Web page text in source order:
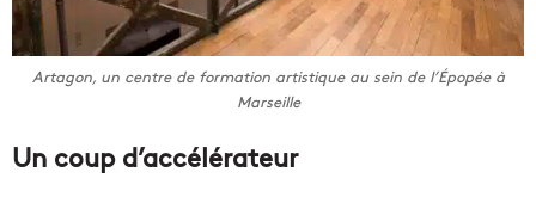
Artagon, un centre de formation artistique au sein de l’Épopée à
Marseille
Un coup d’accélérateur